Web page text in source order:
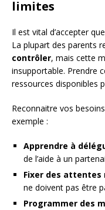
limites
Il est vital d’accepter
La plupart des parents
contrôler, mais cette
insupportable. Prendre
ressources disponibles
Reconnaitre vos
exemple :
Apprendre à
de l’aide à un
Fixer des attentes
ne doivent pas être
Programmer des